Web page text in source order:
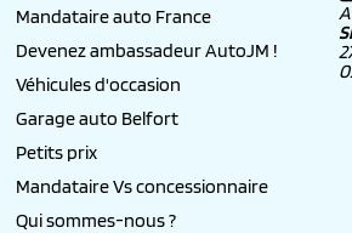
Mandataire auto France
Devenez ambassadeur AutoJM !
Véhicules d'occasion
Garage auto Belfort
Petits prix
Mandataire Vs concessionnaire
Qui sommes-nous ?